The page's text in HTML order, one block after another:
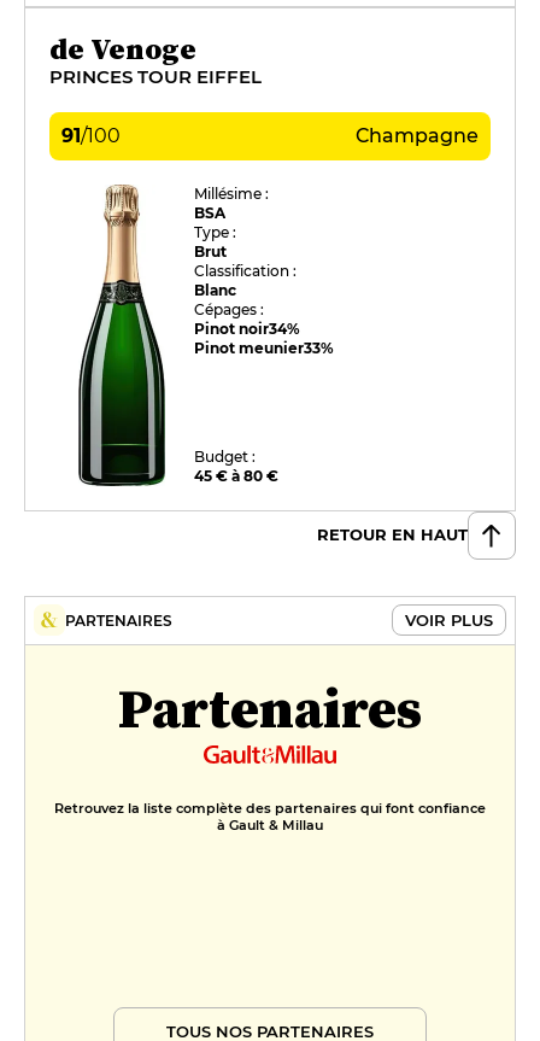
de Venoge
PRINCES TOUR EIFFEL
91/100 Champagne
Millésime :
BSA
Type :
Brut
Classification :
Blanc
Cépages :
Pinot noir34%
Pinot meunier33%
Budget :
45 € à 80 €
RETOUR EN HAUT
PARTENAIRES VOIR PLUS
Partenaires
Retrouvez la liste complète des partenaires qui font confiance
à Gault & Millau
TOUS NOS PARTENAIRES